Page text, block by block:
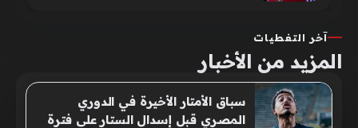
آخر التغطيات
المزيد من الأخبار
سباق الأمتار الأخيرة في الدوري
المصري قبل إسدال الستار على فترة